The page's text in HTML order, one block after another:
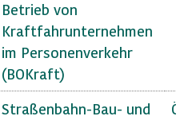
Betrieb von
Kraftfahrunternehmen
im Personenverkehr
(BOKraft)
Straßenbahn-Bau- und